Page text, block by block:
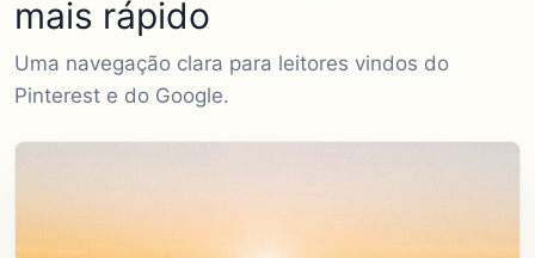
mais rápido
Uma navegação clara para leitores vindos do
Pinterest e do Google.